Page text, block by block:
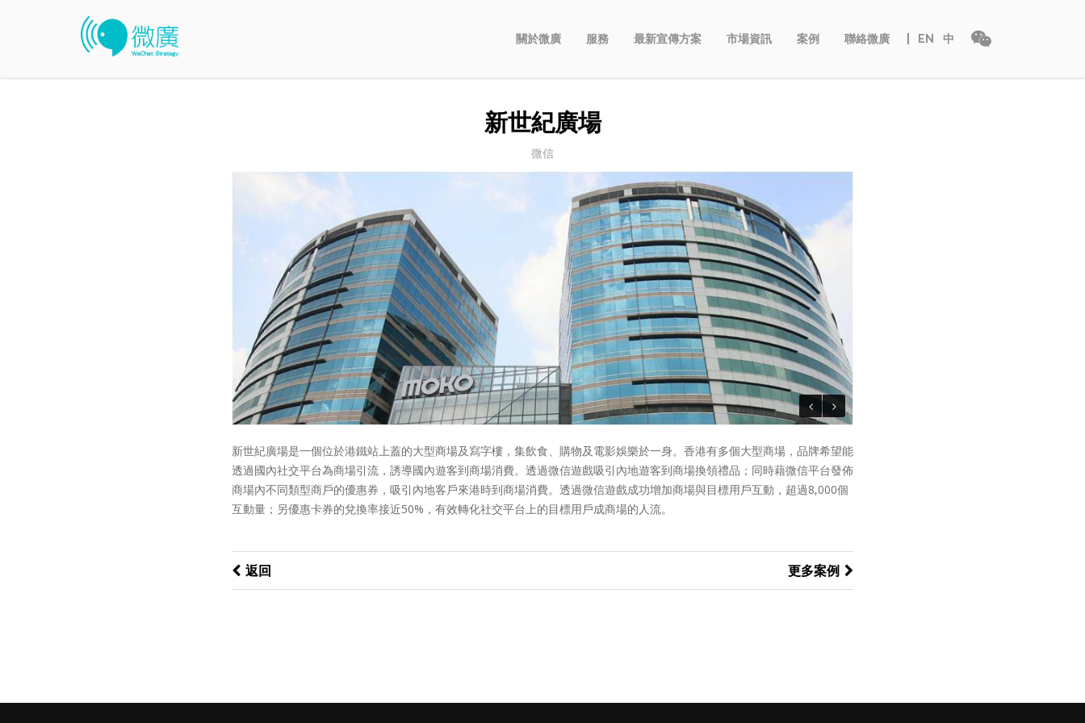
關於微廣 服務 最新宣傳方案 市場資訊 案例 聯絡微廣 EN 中
新世紀廣場
微信
新世紀廣場是一個位於港鐵站上蓋的大型商場及寫字樓，集飲食、購物及電影娛樂於一身。香港有多個大型商場，品牌希望能
透過國內社交平台為商場引流，誘導國內遊客到商場消費。透過微信遊戲吸引內地遊客到商場換領禮品；同時藉微信平台發佈
商場內不同類型商戶的優惠券，吸引內地客戶來港時到商場消費。透過微信遊戲成功增加商場與目標用戶互動，超過8,000個
互動量；另優惠卡券的兌換率接近50%，有效轉化社交平台上的目標用戶成商場的人流。
返回 更多案例